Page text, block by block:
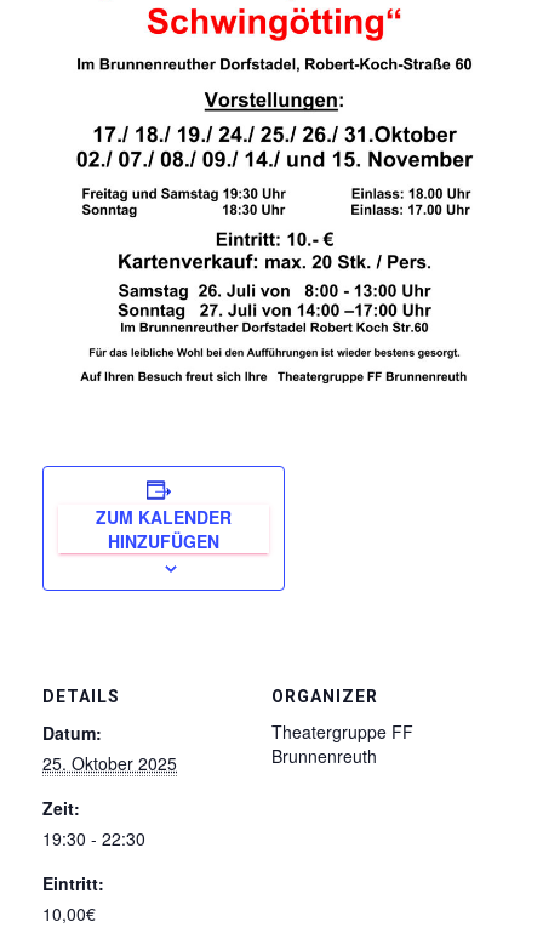
ZUM KALENDER
HINZUFÜGEN
DETAILS
Datum:
25. Oktober 2025
Zeit:
19:30 - 22:30
Eintritt:
10,00€
ORGANIZER
Theatergruppe FF
Brunnenreuth